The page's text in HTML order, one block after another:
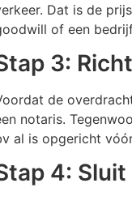
Dat is de
of een
3:
de
notaris.
al is opgericht
4: